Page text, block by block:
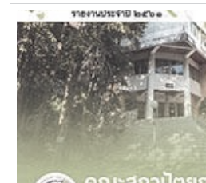
อาร์ตมัน 260 แกรม พิมพ์ 4 สี เคลื
70 แกรม พิมพ์ 1 สี เข้าเล่มไสกาวบ
ลาว-ไทย ครั้งที่ 1 ประจำปี 2562 ผู้
ร่วมกับ มหาวิทยาลัยแม่โจ้ จำนวน
กระดาษอาร์ตมัน 260 แกรม พิมพ์ 4
กระดาษปอนด์ 80 แกรม พิมพ์ 1 สี เ